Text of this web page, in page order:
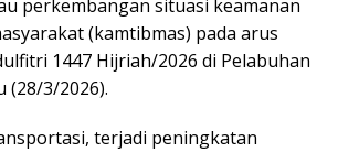
perkembangan situasi keamanan
(kamtibmas) pada arus
1447 Hijriah/2026 di Pelabuhan
(28/3/2026).
terjadi peningkatan